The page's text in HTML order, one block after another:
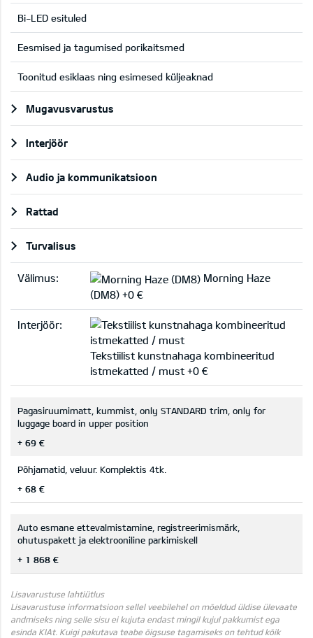
Bi-LED esituled
Eesmised ja tagumised porikaitsmed
Toonitud esiklaas ning esimesed küljeaknad
Mugavusvarustus
Interjöör
Audio ja kommunikatsioon
Rattad
Turvalisus
Välimus:
Morning Haze
(DM8) +0 €
Interjöör:
Tekstiilist kunstnahaga kombineeritud
istmekatted / must +0 €
Pagasiruumimatt, kummist, only STANDARD trim, only for
luggage board in upper position
+ 69 €
Põhjamatid, veluur. Komplektis 4tk.
+ 68 €
Auto esmane ettevalmistamine, registreerimismärk,
ohutuspakett ja elektrooniline parkimiskell
+ 1 868 €
Lisavarustuse lahtiütlus
Lisavarustuse informatsioon sellel veebilehel on mõeldud üldise ülevaate
andmiseks ning selle sisu ei kujuta endast mingil kujul pakkumist ega
esinda KIAt. Kuigi pakutava teabe õigsuse tagamiseks on tehtud kõik